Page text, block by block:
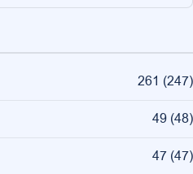
261 (247)
49 (48)
47 (47)